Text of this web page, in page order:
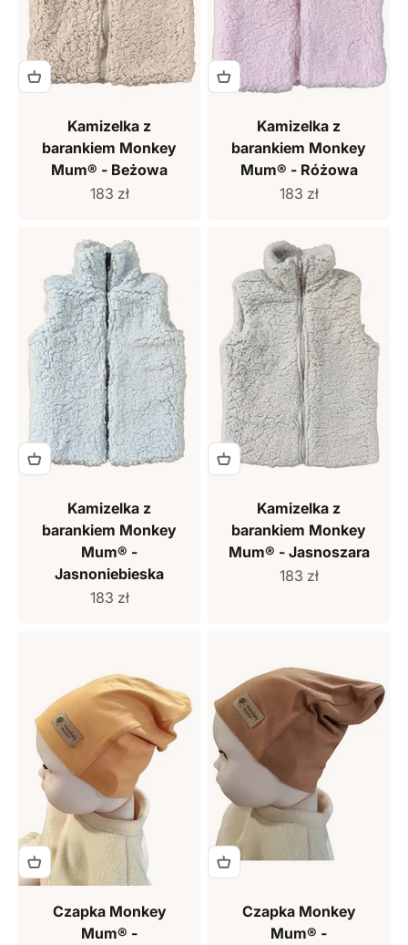
Kamizelka z
barankiem Monkey
Mum® - Beżowa
Cena sprzedaży
183 zł
Kamizelka z
barankiem Monkey
Mum® - Różowa
Cena sprzedaży
183 zł
Kamizelka z
barankiem Monkey
Mum® -
Jasnoniebieska
Cena sprzedaży
183 zł
Kamizelka z
barankiem Monkey
Mum® - Jasnoszara
Cena sprzedaży
183 zł
Czapka Monkey
Mum® -
Czapka Monkey
Mum® -